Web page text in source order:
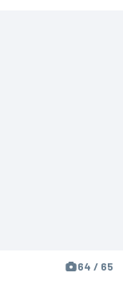
64 / 65